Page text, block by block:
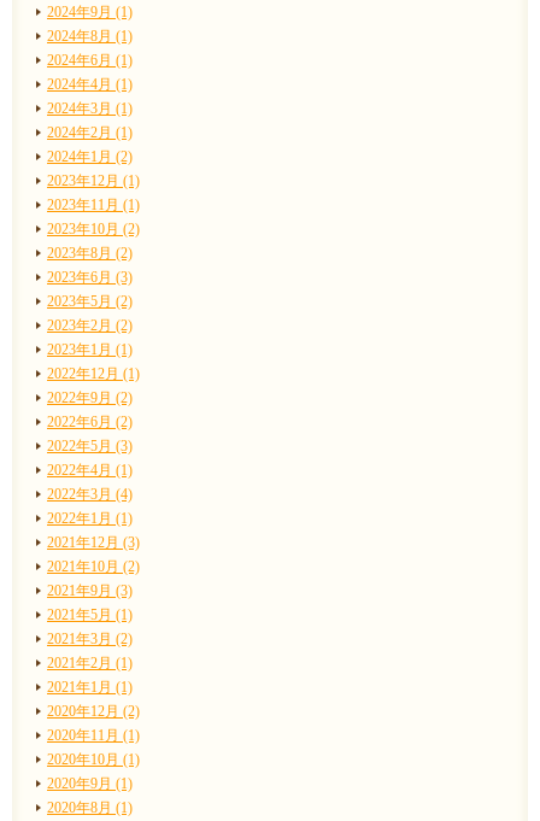
2024年9月 (1)
2024年8月 (1)
2024年6月 (1)
2024年4月 (1)
2024年3月 (1)
2024年2月 (1)
2024年1月 (2)
2023年12月 (1)
2023年11月 (1)
2023年10月 (2)
2023年8月 (2)
2023年6月 (3)
2023年5月 (2)
2023年2月 (2)
2023年1月 (1)
2022年12月 (1)
2022年9月 (2)
2022年6月 (2)
2022年5月 (3)
2022年4月 (1)
2022年3月 (4)
2022年1月 (1)
2021年12月 (3)
2021年10月 (2)
2021年9月 (3)
2021年5月 (1)
2021年3月 (2)
2021年2月 (1)
2021年1月 (1)
2020年12月 (2)
2020年11月 (1)
2020年10月 (1)
2020年9月 (1)
2020年8月 (1)